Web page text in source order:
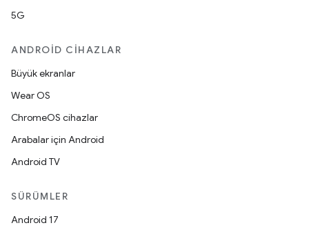
5G
ANDROID CIHAZLAR
Büyük ekranlar
Wear OS
ChromeOS cihazlar
Arabalar için Android
Android TV
SÜRÜMLER
Android 17